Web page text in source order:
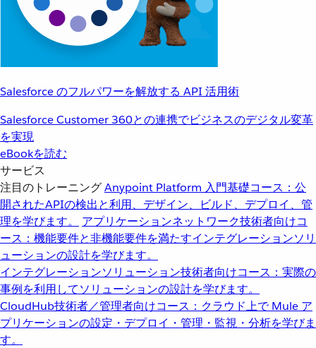
Salesforce のフルパワーを解放する API 活用術
Salesforce Customer 360との連携でビジネスのデジタル変革
を実現
eBookを読む
サービス
注目のトレーニングAnypoint Platform 入門基礎コース：公
開されたAPIの検出と利用、デザイン、ビルド、デプロイ、管
理を学びます。
アプリケーションネットワーク技術者向けコ
ース：機能要件と非機能要件を満たすインテグレーションソリ
ューションの設計を学びます。
インテグレーションソリューション技術者向けコース：実際の
事例を利用してソリューションの設計を学びます。
CloudHub技術者／管理者向けコース：クラウド上で Mule ア
プリケーションの設定・デプロイ・管理・監視・分析を学びま
す。